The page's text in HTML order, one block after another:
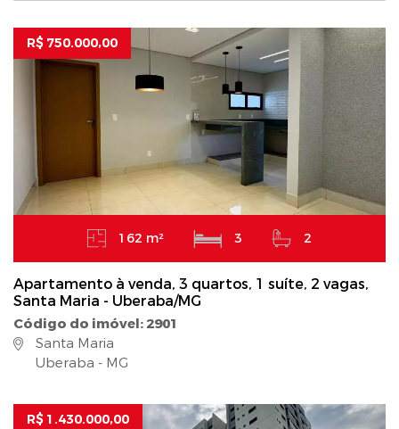
R$ 750.000,00
162 m² 3 2
Apartamento à venda, 3 quartos, 1 suíte, 2 vagas,
Santa Maria - Uberaba/MG
Código do imóvel: 2901
Santa Maria
Uberaba - MG
R$ 1.430.000,00